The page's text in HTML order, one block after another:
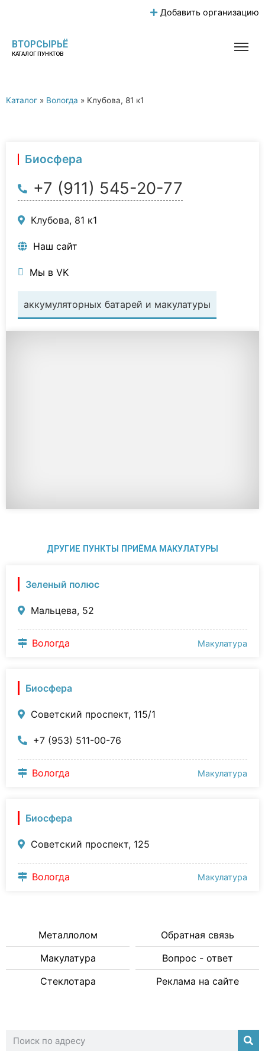
Добавить организацию
ВТОРСЫРЬЁ
КАТАЛОГ ПУНКТОВ
Каталог » Вологда » Клубова, 81 к1
Биосфера
+7 (911) 545-20-77
Клубова, 81 к1
Наш сайт
Мы в VK
аккумуляторных батарей и макулатуры
ДРУГИЕ ПУНКТЫ ПРИЁМА МАКУЛАТУРЫ
Зеленый полюс
Мальцева, 52
Вологда Макулатура
Биосфера
Советский проспект, 115/1
+7 (953) 511-00-76
Вологда Макулатура
Биосфера
Советский проспект, 125
Вологда Макулатура
Металлолом
Макулатура
Стеклотара
Обратная связь
Вопрос - ответ
Реклама на сайте